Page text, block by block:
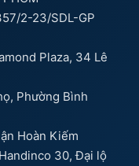
2-23/SDL-GP
Plaza, 34 Lê
Phường Bình
Hoàn Kiếm
30, Đại lộ